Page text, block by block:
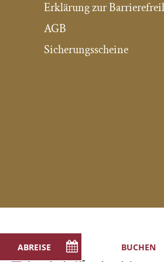
Erklärung zur
AGB
Sicherungsscheine